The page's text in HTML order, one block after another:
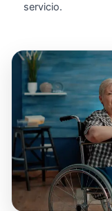
servicio.